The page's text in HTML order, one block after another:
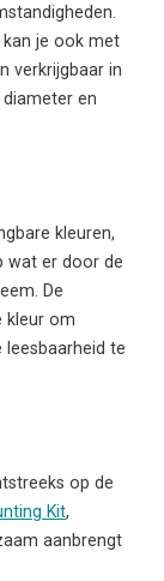
kan je ook met
verkrijgbaar in
en
kleuren,
wat er door de
De
kleur om
te
op de
Kit,
aanbrengt